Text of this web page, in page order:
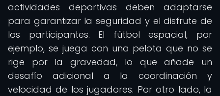
actividades deportivas deben adaptarse
para garantizar la seguridad y el disfrute de
los participantes. El fútbol espacial, por
ejemplo, se juega con una pelota que no se
rige por la gravedad, lo que añade un
desafío adicional a la coordinación y
velocidad de los jugadores. Por otro lado, la